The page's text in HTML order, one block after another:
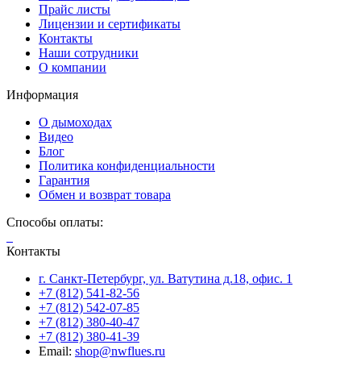
Прайс листы
Лицензии и сертификаты
Контакты
Наши сотрудники
О компании
Информация
О дымоходах
Видео
Блог
Политика конфиденциальности
Гарантия
Обмен и возврат товара
Способы оплаты:
Контакты
г. Санкт-Петербург, ул. Ватутина д.18, офис. 1
+7 (812) 541-82-56
+7 (812) 542-07-85
+7 (812) 380-40-47
+7 (812) 380-41-39
Email: shop@nwflues.ru